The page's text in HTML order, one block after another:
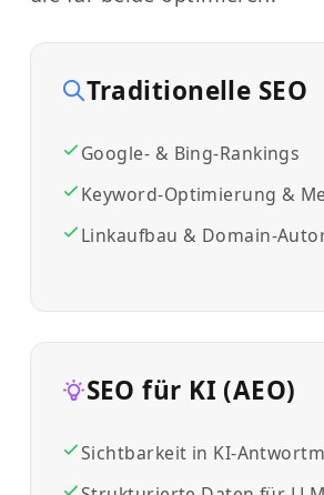
Traditionelle SEO
Google- & Bing-Rankings
Keyword-Optimierung &
Linkaufbau & Domain-
SEO für KI (AEO)
Sichtbarkeit in KI-